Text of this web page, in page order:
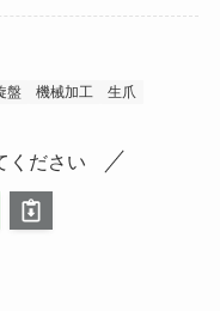
盤 機械加工 生爪
ください